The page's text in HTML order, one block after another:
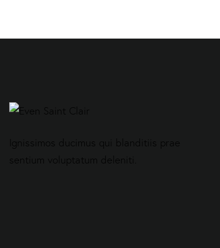
Ignissimos ducimus qui blanditiis prae
sentium voluptatum deleniti.